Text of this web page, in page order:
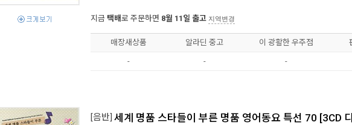
지금 택배로 주문하면 8월 11일 출고 지역변경
매장새상품 알라딘 중고 이 광활한 우주점
- - -
[음반] 세계 명품 스타들이 부른 명품 영어동요 특선 70 [3CD 디